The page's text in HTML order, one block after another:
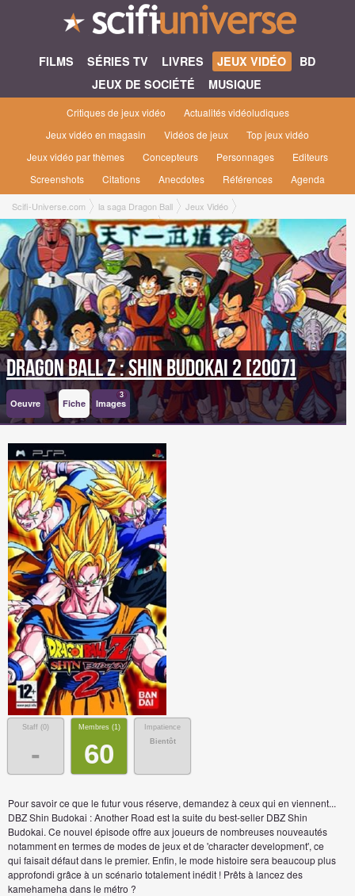
FILMS SÉRIES TV LIVRES JEUX VIDÉO
BD
JEUX DE SOCIÉTÉ
MUSIQUE
Critiques de jeux vidéo
Actualités vidéoludiques
Jeux vidéo en magasin
Vidéos de jeux
Top jeux vidéo
Jeux vidéo par thèmes
Concepteurs Personnages
Editeurs
Screenshots
Citations Anecdotes Références Agenda
Scifi-Universe.com la saga Dragon Ball
Jeux Vidéo
Dragon Ball Z : Shin Budokai 2 [2007]
Dragon Ball Z : Shin Budokai 2 [2007]
Oeuvre Fiche Images
3
Staff (0)
-
Membres (1)
60
Impatience
Bientôt
Pour savoir ce que le futur vous réserve, demandez à ceux qui en viennent...
DBZ Shin Budokai : Another Road est la suite du best-seller DBZ Shin
Budokai. Ce nouvel épisode offre aux joueurs de nombreuses nouveautés
notamment en termes de modes de jeux et de 'character development', ce
qui faisait défaut dans le premier. Enfin, le mode histoire sera beaucoup plus
approfondi grâce à un scénario totalement inédit ! Prêts à lancez des
kamehameha dans le métro ?